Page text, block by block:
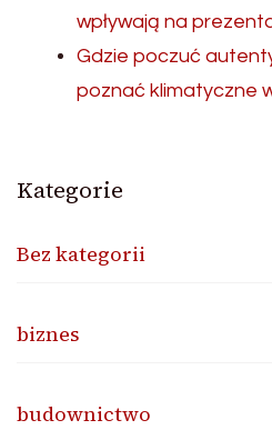
wpływają na
Gdzie poczuć
poznać klimatyczne
Kategorie
Bez kategorii
biznes
budownictwo